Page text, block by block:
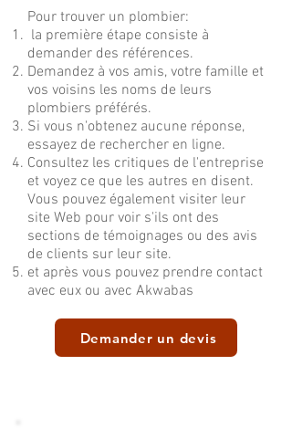
Pour trouver un plombier:
la première étape consiste à
demander des références.
Demandez à vos amis, votre famille et
vos voisins les noms de leurs
plombiers préférés.
Si vous n'obtenez aucune réponse,
essayez de rechercher en ligne.
Consultez les critiques de l'entreprise
et voyez ce que les autres en disent.
Vous pouvez également visiter leur
site Web pour voir s'ils ont des
sections de témoignages ou des avis
de clients sur leur site.
et après vous pouvez prendre contact
avec eux ou avec Akwabas
Demander un devis